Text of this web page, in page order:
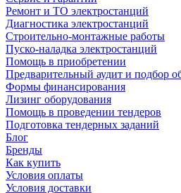
Ремонт и ТО электростанций
Диагностика электростанций
Строительно-монтажные работы
Пуско-наладка электростанций
Помощь в приобретении
Предварительный аудит и подбор
Формы финансирования
Лизинг оборудования
Помощь в проведении тендеров
Подготовка тендерных заданий
Блог
Бренды
Как купить
Условия оплаты
Условия доставки